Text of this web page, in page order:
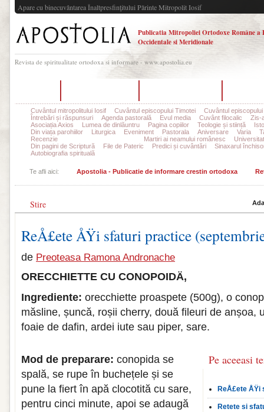
Apare cu binecuvântarea Înaltpresfinţitului Părinte Mitropolit Iosif
Publicatia Mitropoliei Ortodoxe Române a
Occidentale si Meridionale
Revista de spiritualitate ortodoxa si informare - www.apostolia.eu
Cuvântul mitropolitului Iosif Cuvântul episcopului Timotei
Cuvântul episcopului
Întrebări și răspunsuri
Agenda pastorală Evul media Cuvânt filocalic
Zis-
Asociația Axios
Lumea de dinlăuntru Pagina copiilor Teologie și stiință
Din viața parohiilor
Liturgica Eveniment Pastorala Aniversare Varia
Recenzie
Martiri ai neamului românesc
Din pagini de Scriptură
File de Pateric Predici și cuvântări
Sinaxarul
Autobiografia spirituală
Te afli aici: Apostolia - Publicatie de informare crestin ortodoxa
Stire
ReÅ£ete ÅŸi sfaturi practice
de Preoteasa Ramona Andronache
ORECCHIETTE CU CONOPOIDÄ‚
Ingrediente: orecchiette proaspete (500g), o
măsline, șuncă, roșii cherry, două fileuri de anșoa,
foaie de dafin, ardei iute sau piper, sare.
Pe aceeasi
ReÅ£ete ÅŸi
Retete si
Mod de preparare: conopida se
spală, se rupe în buchețele și se
pune la fiert în apă clocotită cu sare,
pentru cinci minute, apoi se adaugă